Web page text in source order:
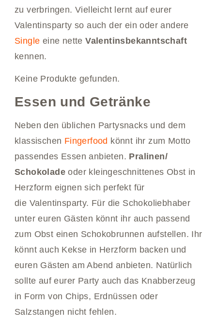
zu verbringen. Vielleicht lernt auf eurer
Valentinsparty so auch der ein oder andere
Single eine netteValentinsbekanntschaft
kennen.
Keine Produkte gefunden.
Essen und Getränke
Neben den üblichen Partysnacks und dem
klassischen Fingerfood könnt ihr zum Motto
passendes Essen anbieten. Pralinen/
Schokolade oder kleingeschnittenes Obst in
Herzform eignen sich perfekt für
die Valentinsparty. Für die Schokoliebhaber
unter euren Gästen könnt ihr auch passend
zum Obst einen Schokobrunnen aufstellen. Ihr
könnt auch Kekse in Herzform backen und
euren Gästen am Abend anbieten. Natürlich
sollte auf eurer Party auch das Knabberzeug
in Form von Chips, Erdnüssen oder
Salzstangen nicht fehlen.